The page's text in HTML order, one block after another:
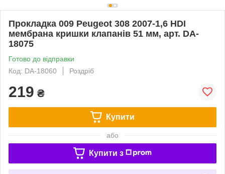
Прокладка 009 Peugeot 308 2007-1,6 HDI
мембрана кришки клапанів 51 мм, арт. DA-
18075
Готово до відправки
Код: DA-18060
Роздріб
219 ₴
Купити
або
Купити з